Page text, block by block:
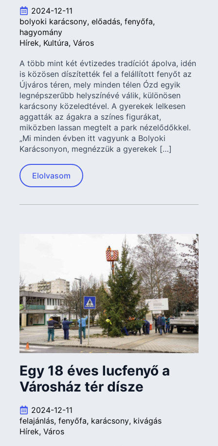
2024-12-11
bolyoki karácsony előadás fenyőfa
hagyomány
Hírek Kultúra Város
A több mint két évtizedes tradíciót ápolva, idén
is közösen díszítették fel a felállított fenyőt az
Újváros téren, mely minden télen Ózd egyik
legnépszerűbb helyszínévé válik, különösen
karácsony közeledtével. A gyerekek lelkesen
aggatták az ágakra a színes figurákat,
miközben lassan megtelt a park nézelődőkkel.
„Mi minden évben itt vagyunk a Bolyoki
Karácsonyon, megnézzük a gyerekek […]
Elolvasom
Egy 18 éves lucfenyő a
Városház tér dísze
2024-12-11
felajánlás fenyőfa karácsony kivágás
Hírek Város